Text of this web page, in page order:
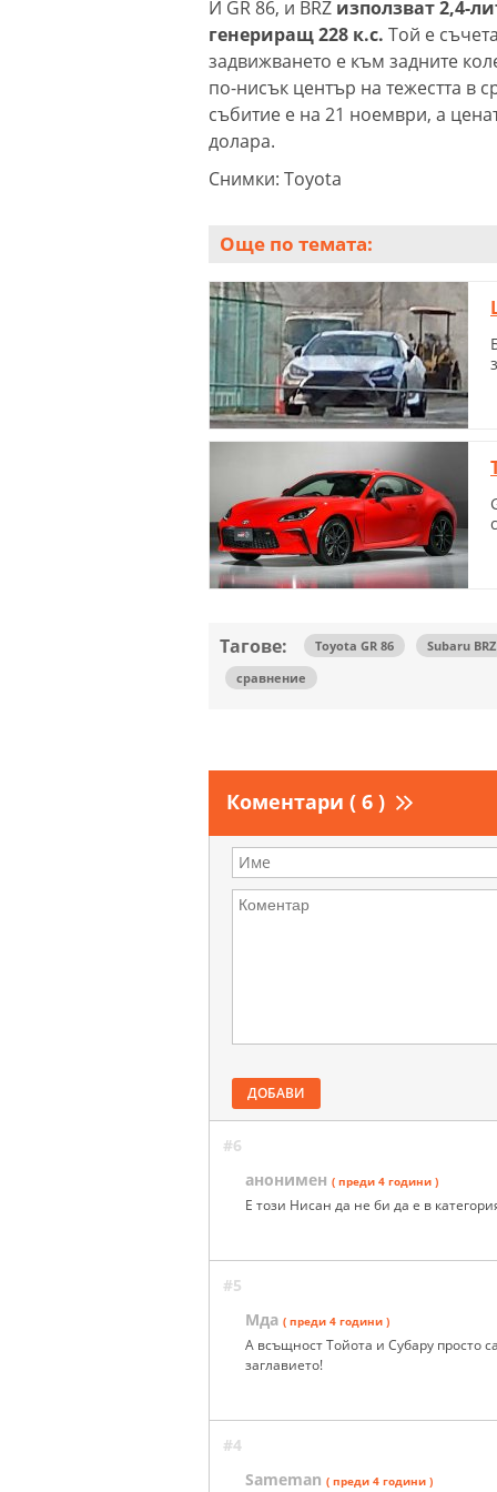
И GR 86, и BRZ използват 2,4-
генериращ 228 к.с. Той е
задвижването е към задните
по-нисък център на тежестта в
събитие е на 21 ноември, а
долара.
Снимки: Toyota
Още по темата:
Тагове: Toyota GR 86
Subaru BRZ
сравнение
Коментари ( 6 )
ДОБАВИ
#6
анонимен ( преди 4 години )
Е този Нисан да не би да е в
#5
Мда ( преди 4 години )
А всъщност Тойота и Субару просто
заглавието!
#4
Sameman ( преди 4 години )